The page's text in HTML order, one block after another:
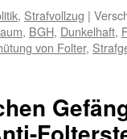
, Strafvollzug |
, BGH, Dunkelhaft,
von Folter,